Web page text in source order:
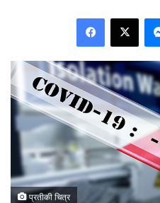
प्रतीकी चित्र